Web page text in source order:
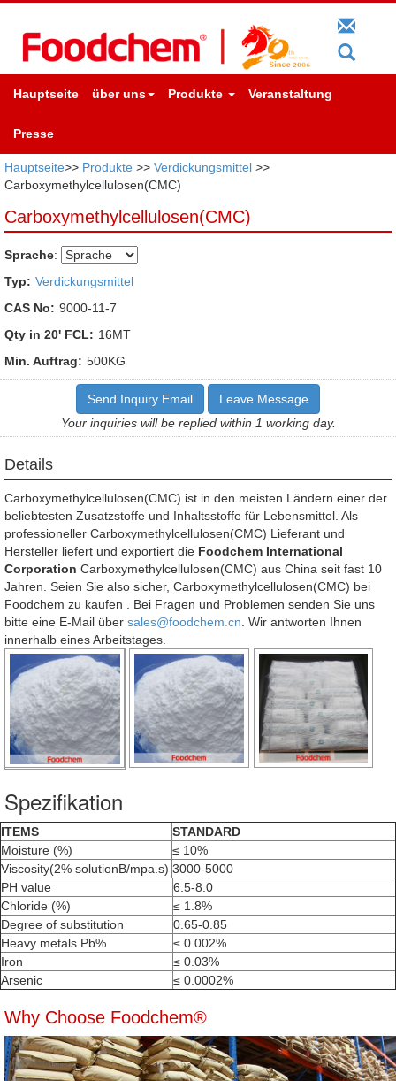
Hauptseite über uns Produkte Veranstaltung
Presse
Hauptseite>> Produkte >> Verdickungsmittel >>
Carboxymethylcellulosen(CMC)
Carboxymethylcellulosen(CMC)
Sprache:
Typ: Verdickungsmittel
CAS No: 9000-11-7
Qty in 20' FCL: 16MT
Min. Auftrag: 500KG
Send Inquiry Email
Leave Message
Your inquiries will be replied within 1 working day.
Details
Carboxymethylcellulosen(CMC) ist in den meisten Ländern einer der
beliebtesten Zusatzstoffe und Inhaltsstoffe für Lebensmittel. Als
professioneller Carboxymethylcellulosen(CMC) Lieferant und
Hersteller liefert und exportiert die Foodchem International
Corporation Carboxymethylcellulosen(CMC) aus China seit fast 10
Jahren. Seien Sie also sicher, Carboxymethylcellulosen(CMC) bei
Foodchem zu kaufen . Bei Fragen und Problemen senden Sie uns
bitte eine E-Mail über sales@foodchem.cn . Wir antworten Ihnen
innerhalb eines Arbeitstages.
Spezifikation
ITEMS
STANDARD
Moisture (%)
≤ 10%
Viscosity(2% solutionB/mpa.s) 3000-5000
PH value
6.5-8.0
Chloride (%)
≤ 1.8%
Degree of substitution
0.65-0.85
Heavy metals Pb%
≤ 0.002%
Iron
≤ 0.03%
Arsenic
≤ 0.0002%
Why Choose Foodchem®